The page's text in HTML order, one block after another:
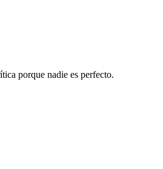
porque nadie es perfecto.